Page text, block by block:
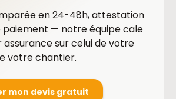
en 24-48h, attestation
paiement — notre équipe cale
assurance sur celui de votre
votre chantier.
mon devis gratuit